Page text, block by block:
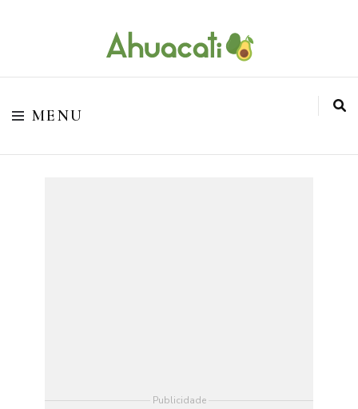
Ahuacati
O melhor da Internet em um só lugar
MENU
Publicidade